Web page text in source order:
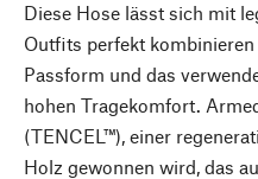
Diese Hose lässt sich mit
Outfits perfekt
Passform und das
hohen Tragekomfort.
(TENCEL™), einer
Holz gewonnen wird, das